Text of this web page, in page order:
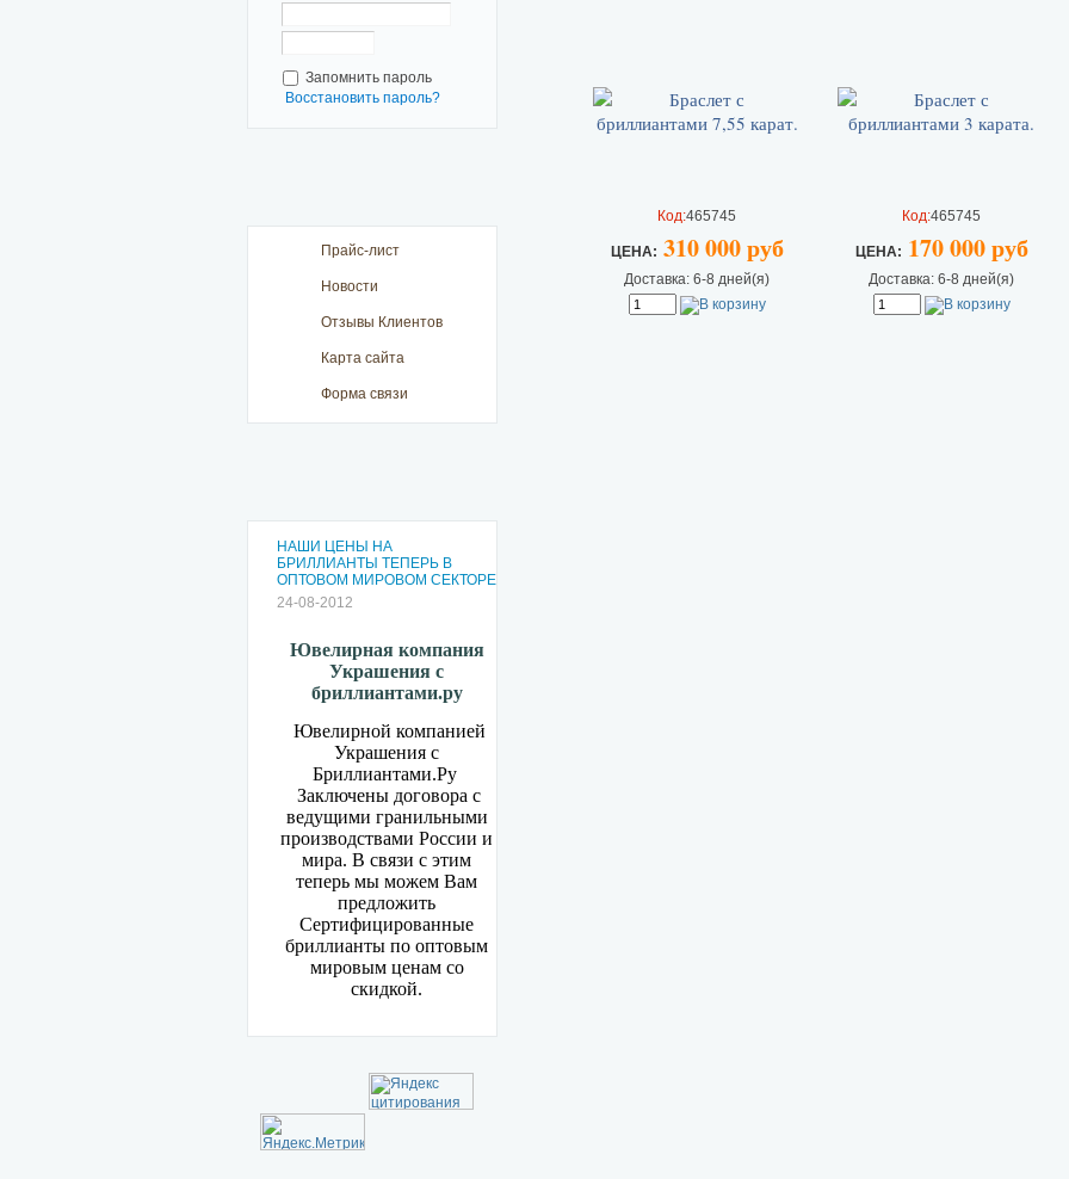
Запомнить пароль
Восстановить пароль?
Прайс-лист
Новости
Отзывы Клиентов
Карта сайта
Форма связи
НАШИ ЦЕНЫ НА
БРИЛЛИАНТЫ ТЕПЕРЬ В
ОПТОВОМ МИРОВОМ СЕКТОРЕ
24-08-2012
Ювелирная компания
Украшения с
бриллиантами.ру
Ювелирной компанией
Украшения с
Бриллиантами.Ру
Заключены договора с
ведущими гранильными
производствами России и
мира. В связи с этим
теперь мы можем Вам
предложить
Сертифицированные
бриллианты по оптовым
мировым ценам со
скидкой.
Код:465745
ЦEHA: 310 000 руб
Доставка: 6-8 дней(я)
Код:465745
ЦEHA: 170 000 руб
Доставка: 6-8 дней(я)